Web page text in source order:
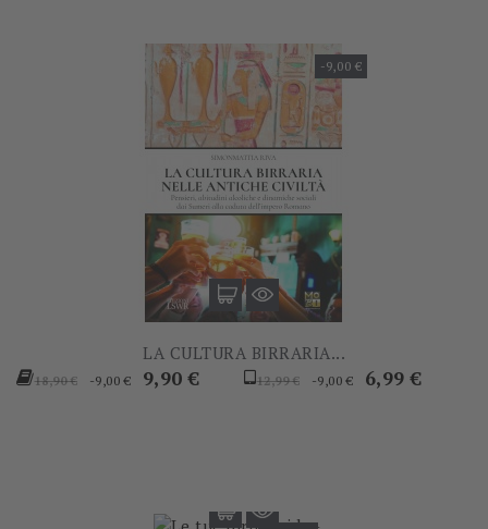
-9,00 €
LA CULTURA BIRRARIA...
Prezzo
18,90 € -9,00 € Prezzo
9,90 €
Prezzo
12,99 € -9,00 € Prezzo
6,99 €